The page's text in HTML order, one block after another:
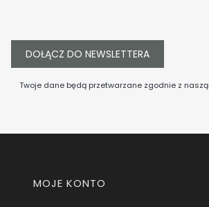
DOŁĄCZ DO NEWSLETTERA
Twoje dane będą przetwarzane zgodnie z naszą
Linki w stopce
MOJE KONTO